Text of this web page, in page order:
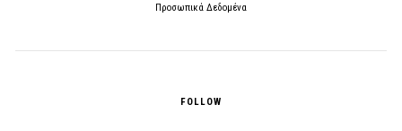
Προσωπικά Δεδομένα
FOLLOW